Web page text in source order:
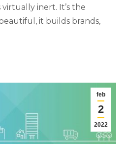
virtually inert. It’s the
it builds brands,
feb
2
2022